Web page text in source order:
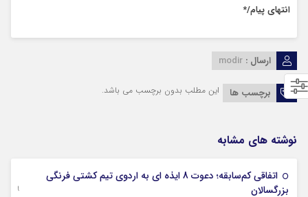
انتهای پیام/*
ارسال : modir
برچسب ها این مطلب بدون برچسب می باشد.
نوشته های مشابه
اتفاقی کم‌سابقه؛ دعوت 8 ایذه ای به اردوی تیم کشتی فرنگی
بزرگسالان
09 جولای 2026